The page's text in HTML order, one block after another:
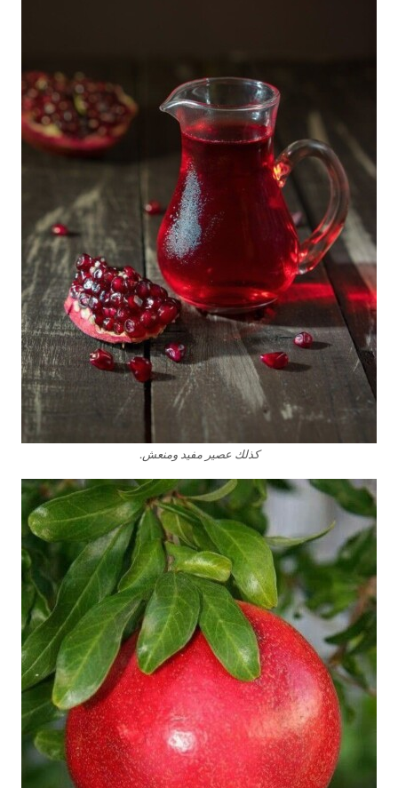
كذلك عصير مفيد ومنعش.